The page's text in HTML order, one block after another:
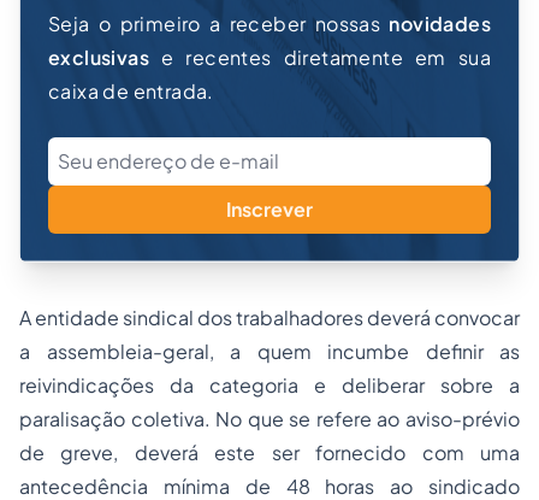
Seja o primeiro a receber nossas novidades
exclusivas e recentes diretamente em sua
caixa de entrada.
Inscrever
A entidade sindical dos trabalhadores deverá convocar
a assembleia-geral, a quem incumbe definir as
reivindicações da categoria e deliberar sobre a
paralisação coletiva. No que se refere ao aviso-prévio
de greve, deverá este ser fornecido com uma
antecedência mínima de 48 horas ao sindicado